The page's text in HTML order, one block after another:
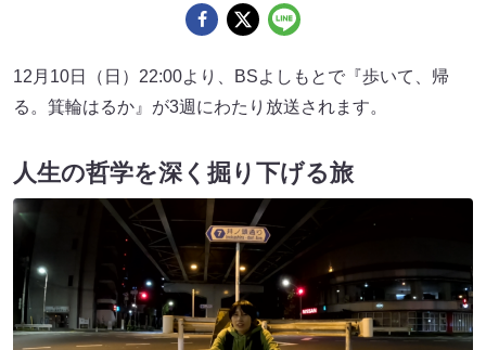
12月10日（日）22:00より、BSよしもとで『歩いて、帰
る。箕輪はるか』が3週にわたり放送されます。
人生の哲学を深く掘り下げる旅